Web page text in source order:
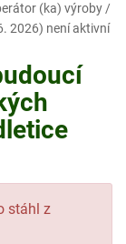
(ka) výroby /
2026) není aktivní
stáhl z